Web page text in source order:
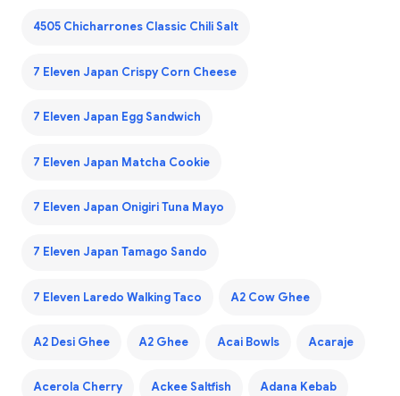
4505 Chicharrones Classic Chili Salt
7 Eleven Japan Crispy Corn Cheese
7 Eleven Japan Egg Sandwich
7 Eleven Japan Matcha Cookie
7 Eleven Japan Onigiri Tuna Mayo
7 Eleven Japan Tamago Sando
7 Eleven Laredo Walking Taco A2 Cow Ghee
A2 Desi Ghee A2 Ghee Acai Bowls Acaraje
Acerola Cherry Ackee Saltfish Adana Kebab